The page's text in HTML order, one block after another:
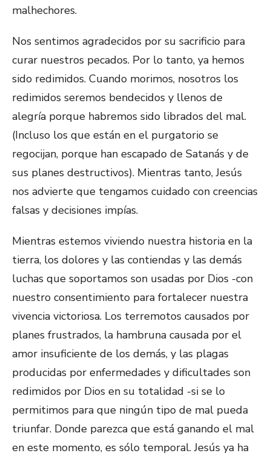
malhechores.
Nos sentimos agradecidos por su sacrificio para
curar nuestros pecados. Por lo tanto, ya hemos
sido redimidos. Cuando morimos, nosotros los
redimidos seremos bendecidos y llenos de
alegría porque habremos sido librados del mal.
(Incluso los que están en el purgatorio se
regocijan, porque han escapado de Satanás y de
sus planes destructivos). Mientras tanto, Jesús
nos advierte que tengamos cuidado con creencias
falsas y decisiones impías.
Mientras estemos viviendo nuestra historia en la
tierra, los dolores y las contiendas y las demás
luchas que soportamos son usadas por Dios -con
nuestro consentimiento para fortalecer nuestra
vivencia victoriosa. Los terremotos causados por
planes frustrados, la hambruna causada por el
amor insuficiente de los demás, y las plagas
producidas por enfermedades y dificultades son
redimidos por Dios en su totalidad -si se lo
permitimos para que ningún tipo de mal pueda
triunfar. Donde parezca que está ganando el mal
en este momento, es sólo temporal. Jesús ya ha